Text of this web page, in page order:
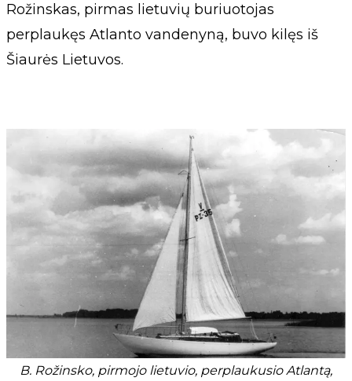
Rožinskas, pirmas lietuvių buriuotojas
perplaukęs Atlanto vandenyną, buvo kilęs iš
Šiaurės Lietuvos.
B. Rožinsko, pirmojo lietuvio, perplaukusio Atlantą,